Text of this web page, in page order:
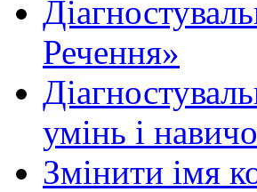
Речення»
умінь і
Змінити імя